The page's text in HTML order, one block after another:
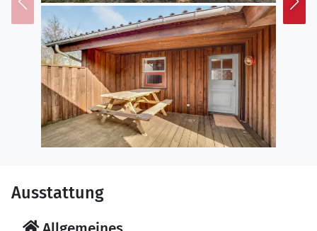
am Ausgang des Limfjords zum Kattegat ist ca. 4 km
von hier entfernt, dort gibt es Geschäfte, köstliche
Restaurants und einen aktiven Fischereihafen, von
dem aus es auch gute Angelmöglichkeiten gibt, dort
fährt auch eine kleine Fähre nach Egense, die sich auf
der Südseite des Fjords befindet.
Freuen Sie sich auf ein naturnahes Ferienhaus mit
einigen unterschiedlichen Räumlichkeiten
Ausstattung